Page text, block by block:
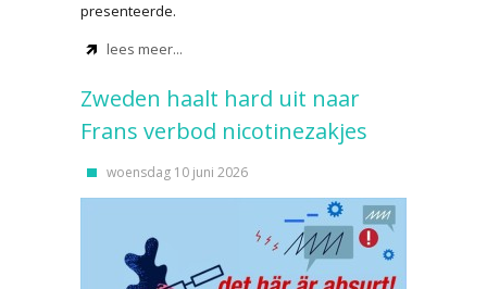
presenteerde.
lees meer...
Zweden haalt hard uit naar
Frans verbod nicotinezakjes
woensdag 10 juni 2026